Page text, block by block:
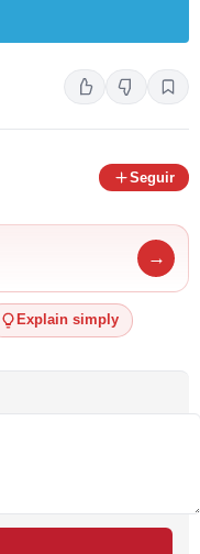
Seguir
→
Explain simply